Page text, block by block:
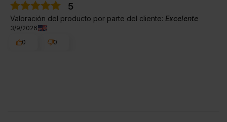
5
Valoración del producto por parte del cliente: Excelente
3/9/2026
0
0